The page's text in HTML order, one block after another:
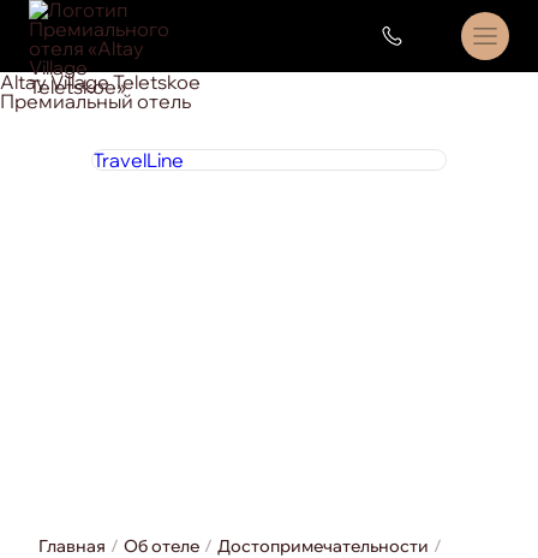
Altay Village Teletskoe
Премиальный отель
TravelLine
Главная Об отеле
Достопримечательности